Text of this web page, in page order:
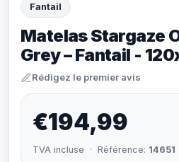
Fantail
Matelas Stargaze
Grey – Fantail -
Rédigez le premier avis
€194,99
TVA incluse · Référence: 14651